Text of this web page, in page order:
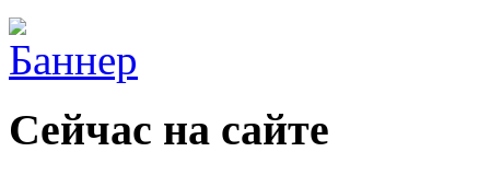
Сейчас на сайте